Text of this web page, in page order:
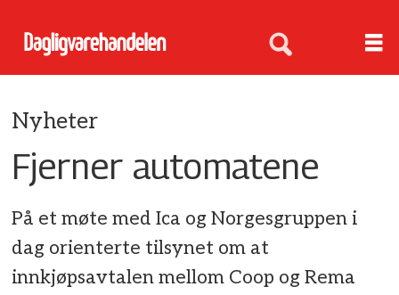
Nyheter
Fjerner automatene
På et møte med Ica og Norgesgruppen i
dag orienterte tilsynet om at
innkjøpsavtalen mellom Coop og Rema